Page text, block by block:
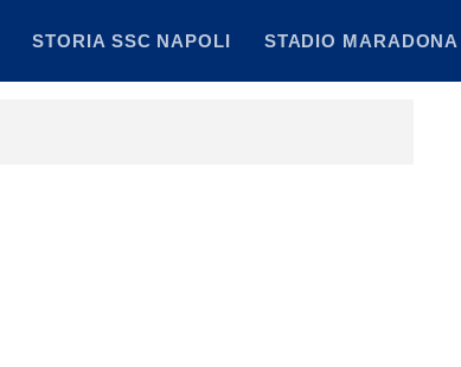
STORIA SSC NAPOLI STADIO MARADONA